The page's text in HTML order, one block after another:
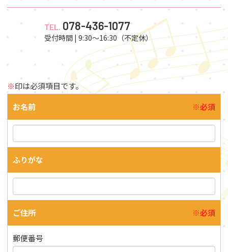
TEL. 078-436-1077
受付時間 | 9:30～16:30（不定休）
※印は必須項目です。
お名前
※必須
ふりがな
ご住所 ※必須
郵便番号